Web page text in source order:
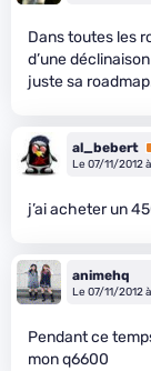
Dans toutes les
d’une
juste sa
al_bebert
Le 07/11/2012
j’ai acheter un
animehq
Le 07/11/2012
Pendant ce
mon q6600